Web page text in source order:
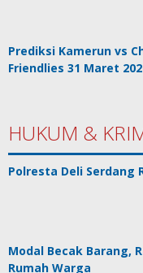
Prediksi Kamerun vs
Friendlies 31 Maret
HUKUM &
Polresta Deli Serdang
Modal Becak Barang,
Rumah Warga